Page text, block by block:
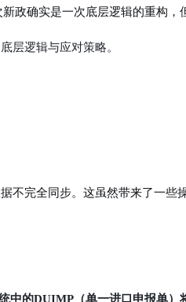
政确实是一次底层逻辑的重构
层逻辑与应对策略。
不完全同步。这虽然带来了一些
中的DUIMP（单一进口申报单）